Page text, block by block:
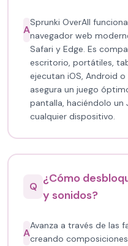
A
Sprunki OverAll
navegador web
Safari y Edge. Es
escritorio, portátiles,
ejecutan iOS, Android
asegura un juego
pantalla, haciéndolo un
cualquier dispositivo.
Q
¿Cómo
y sonidos?
A
Avanza a través de las
creando